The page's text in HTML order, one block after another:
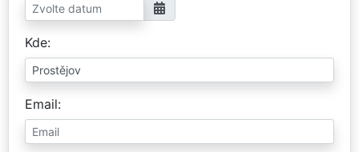
Kde
Email